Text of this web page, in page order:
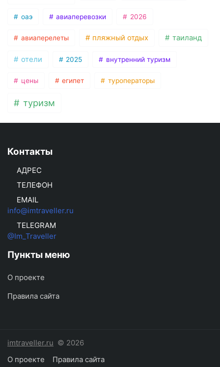
оаэ авиаперевозки 2026
авиаперелеты пляжный отдых таиланд
отели 2025 внутренний туризм
цены египет туроператоры
туризм
Контакты
АДРЕС
ТЕЛЕФОН
EMAIL
info@imtraveller.ru
TELEGRAM
@Im_Traveller
Пункты меню
О проекте
Правила сайта
imtraveller.ru © 2026
О проекте
Правила сайта